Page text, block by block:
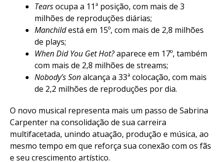
Tearsocupa a 11ª posição, com mais de 3
milhões de reproduções diárias;
Manchildestá em 15º, com mais de 2,8 milhões
de plays;
When Did You Get Hot?aparece em 17º, também
com mais de 2,8 milhões de streams;
Nobody’s Sonalcança a 33ª colocação, com mais
de 2,2 milhões de reproduções por dia.
O novo musical representa mais um passo de Sabrina
Carpenter na consolidação de sua carreira
multifacetada, unindo atuação, produção e música, ao
mesmo tempo em que reforça sua conexão com os fãs
e seu crescimento artístico.